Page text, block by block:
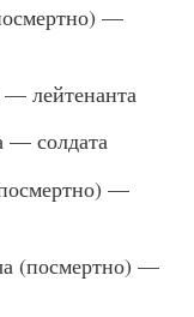
—
лейтенанта
— солдата
—
(посмертно) —